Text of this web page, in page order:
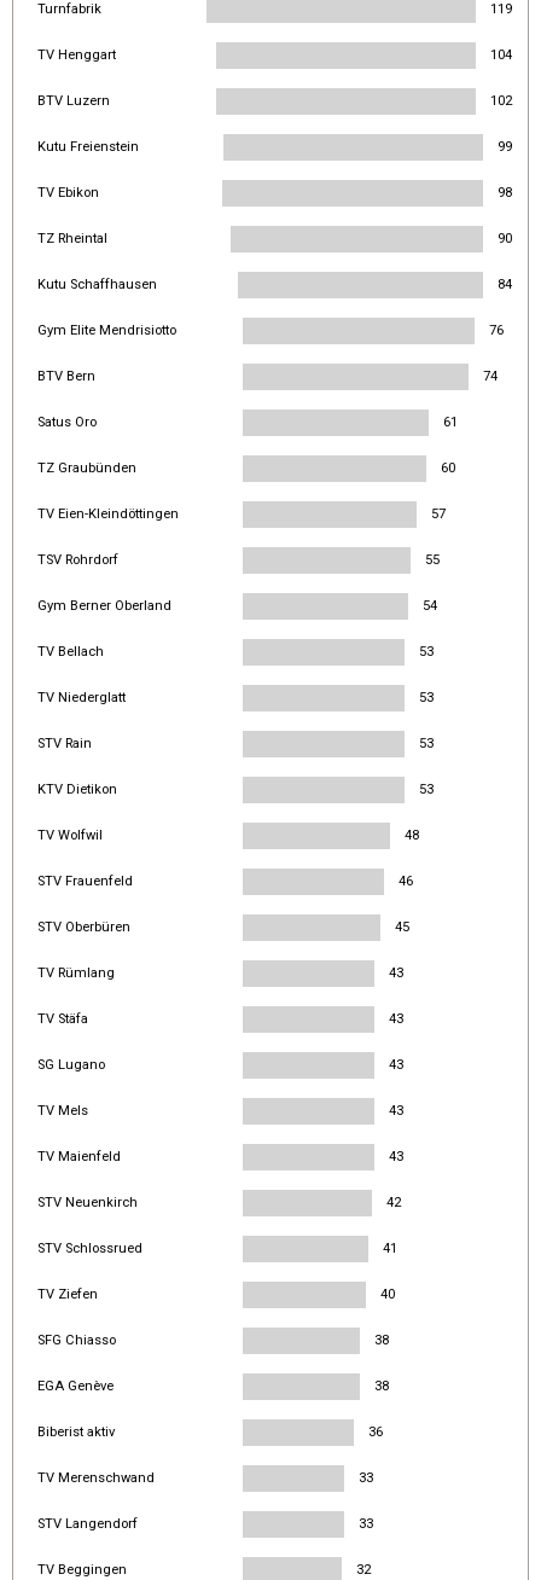
Turnfabrik 119
TV Henggart 104
BTV Luzern 102
Kutu Freienstein 99
TV Ebikon 98
TZ Rheintal 90
Kutu Schaffhausen 84
Gym Elite Mendrisiotto 76
BTV Bern 74
Satus Oro 61
TZ Graubünden 60
TV Eien-Kleindöttingen 57
TSV Rohrdorf 55
Gym Berner Oberland 54
TV Bellach 53
TV Niederglatt 53
STV Rain 53
KTV Dietikon 53
TV Wolfwil 48
STV Frauenfeld 46
STV Oberbüren 45
TV Rümlang 43
TV Stäfa 43
SG Lugano 43
TV Mels 43
TV Maienfeld 43
STV Neuenkirch 42
STV Schlossrued 41
TV Ziefen 40
SFG Chiasso 38
EGA Genève 38
Biberist aktiv 36
TV Merenschwand 33
STV Langendorf 33
TV Beggingen 32